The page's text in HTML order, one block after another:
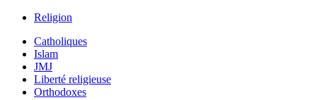
Religion
Catholiques
Islam
JMJ
Liberté religieuse
Orthodoxes